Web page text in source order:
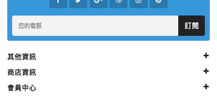
訂閱
其他資訊
商店資訊
會員中心